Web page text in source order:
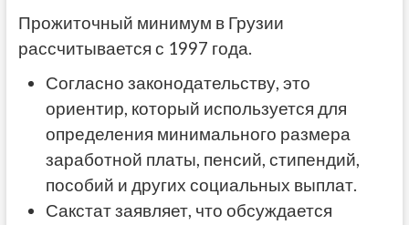
Прожиточный минимум в Грузии
рассчитывается с 1997 года.
Согласно законодательству, это
ориентир, который используется для
определения минимального размера
заработной платы, пенсий, стипендий,
пособий и других социальных выплат.
Сакстат заявляет, что обсуждается